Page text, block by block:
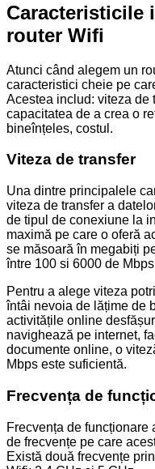
Caracteristicile
router Wifi
Atunci când alegem un
caracteristici cheie pe
Acestea includ: viteza de
capacitatea de a crea o
bineînțeles, costul.
Viteza de transfer
Una dintre principalele
viteza de transfer a
de tipul de conexiune la
maximă pe care o oferă
se măsoară în megabiți
între 100 si 6000 de
Pentru a alege viteza
întâi nevoia de lățime de
activitățile online
navighează pe internet,
documente online, o
Mbps este suficientă.
Frecvența de
Frecvența de funcționare
de frecvențe pe care
Există două frecvențe